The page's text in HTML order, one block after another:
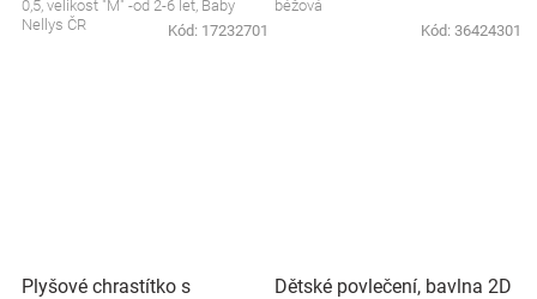
0,5, velikost "M" -od 2-6 let, Baby
Nellys ČR
Kód: 17232701
béžová
Kód: 36424301
Plyšové chrastítko s
Dětské povlečení, bavlna 2D